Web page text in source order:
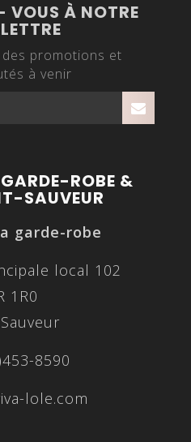
VOUS À NOTRE
promotions et
à venir
ROBE &
SAUVEUR
garde-robe
local 102
1R0
8590
lole.com